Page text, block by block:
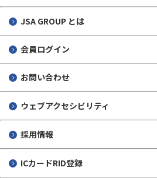
JSA GROUP とは
会員ログイン
お問い合わせ
ウェブアクセシビリティ
採用情報
ICカードRID登録